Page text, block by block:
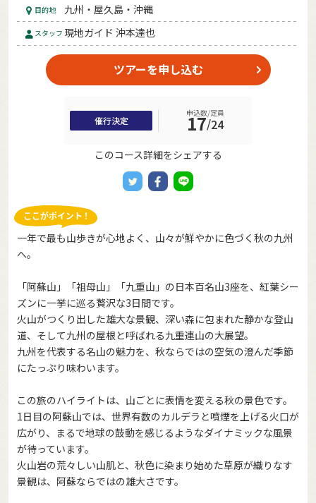
目的地 九州・屋久島・沖縄
スタッフ 現地ガイド 沖本達也
ツアーを申し込む
催行決定
申込数/定員
17/24
このコース詳細をシェアする
一年で最も山歩きが心地よく、山々が鮮やかに色づく秋の九州
へ。
「阿蘇山」「祖母山」「九重山」の日本百名山3座を、紅葉シー
ズンに一挙に巡る贅沢な3日間です。
火山がつくり出した雄大な景観、深い森に包まれた静かな登山
道、そして九州の屋根と呼ばれる九重連山の大展望。
九州を代表する名山の魅力を、秋ならではの空気の澄んだ季節
にたっぷり味わいます。
この旅のハイライトは、山ごとに表情を変える秋の景色です。
1日目の阿蘇山では、世界有数のカルデラと噴煙を上げる火口が
広がり、まるで地球の鼓動を感じるようなダイナミックな風景
が待っています。
火山岩の荒々しい山肌と、秋色に染まり始めた草原が織りなす
景観は、阿蘇ならではの雄大さです。